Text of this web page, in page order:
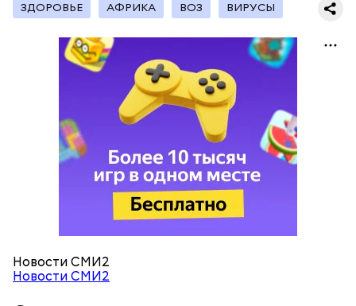
ЗДОРОВЬЕ АФРИКА ВОЗ ВИРУСЫ
Новости СМИ2
Новости СМИ2
Температура воды здесь круглый год составляет
36 градусов, поэтому купаться в этих источниках
приятно и к тому же полезно. Однако стоит быть
осторожным: ходить здесь можно только без
Остров Сокотра, Йемен